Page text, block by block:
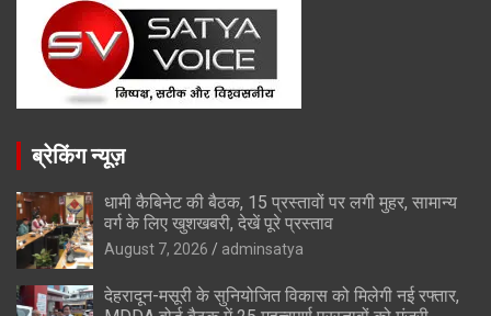
ब्रेकिंग न्यूज़
धामी कैबिनेट की बैठक, 15 प्रस्तावों पर लगी मुहर, सामान्य
वर्ग के लिए खुशखबरी, देखें पूरे प्रस्ताव
August 7, 2026 adminsatya
देहरादून-मसूरी के सुनियोजित विकास को मिलेगी नई रफ्तार,